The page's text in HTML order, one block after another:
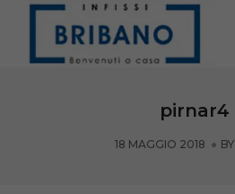
pirnar4
18 MAGGIO 2018 BY